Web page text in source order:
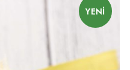
YENI